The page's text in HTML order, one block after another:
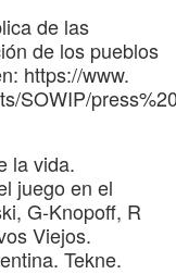
de las
de los pueblos
https://www.
SOWIP/
la vida.
juego en el
G-Knopoff, R
Viejos.
Tekne.